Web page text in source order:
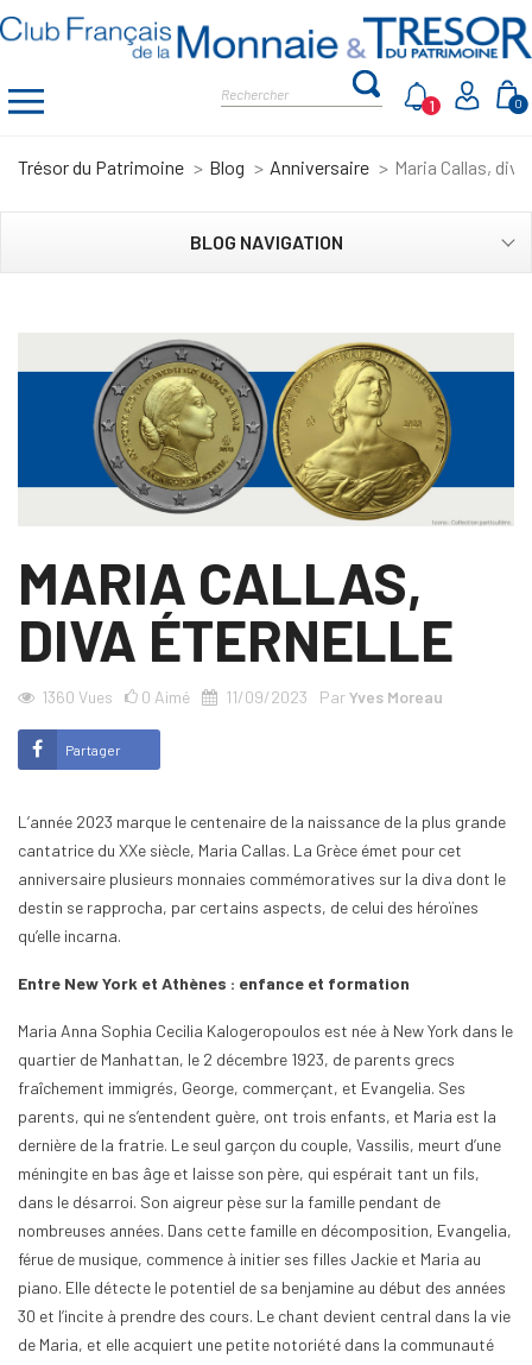
0
1
Trésor du Patrimoine Blog Anniversaire Maria Callas,
BLOG NAVIGATION
MARIA CALLAS,
DIVA ÉTERNELLE
1360 Vues 0 Aimé 11/09/2023 ParYves Moreau
Partager
L’année 2023 marque le centenaire de la naissance de la plus grande
cantatrice du XXe siècle, Maria Callas. La Grèce émet pour cet
anniversaire plusieurs monnaies commémoratives sur la diva dont le
destin se rapprocha, par certains aspects, de celui des héroïnes
qu’elle incarna.
Entre New York et Athènes : enfance et formation
Maria Anna Sophia Cecilia Kalogeropoulos est née à New York dans le
quartier de Manhattan, le 2 décembre 1923, de parents grecs
fraîchement immigrés, George, commerçant, et Evangelia. Ses
parents, qui ne s’entendent guère, ont trois enfants, et Maria est la
dernière de la fratrie. Le seul garçon du couple, Vassilis, meurt d’une
méningite en bas âge et laisse son père, qui espérait tant un fils,
dans le désarroi. Son aigreur pèse sur la famille pendant de
nombreuses années. Dans cette famille en décomposition, Evangelia,
férue de musique, commence à initier ses filles Jackie et Maria au
piano. Elle détecte le potentiel de sa benjamine au début des années
30 et l’incite à prendre des cours. Le chant devient central dans la vie
de Maria, et elle acquiert une petite notoriété dans la communauté